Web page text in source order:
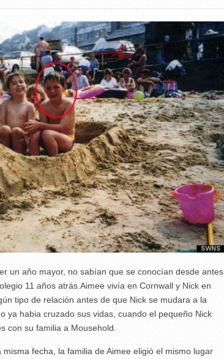
un año mayor, no sabían que se conocían desde antes
11 años atrás.Aimee vivía en Cornwall y Nick en
tipo de relación antes de que Nick se mudara a la
ya habia cruzado sus vidas, cuando el pequeño Nick
con su familia a Mousehold.
fecha, la familia de Aimee eligió el mismo lugar